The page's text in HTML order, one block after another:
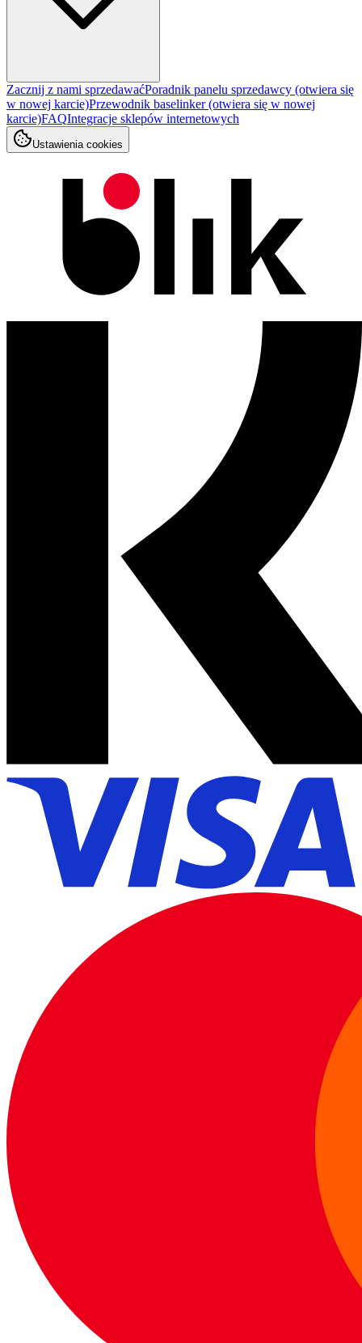
Zacznij z nami sprzedawaćPoradnik panelu sprzedawcy (otwiera się
w nowej karcie)Przewodnik baselinker(otwiera się w nowej
karcie)FAQIntegracje sklepów internetowych
Ustawienia cookies